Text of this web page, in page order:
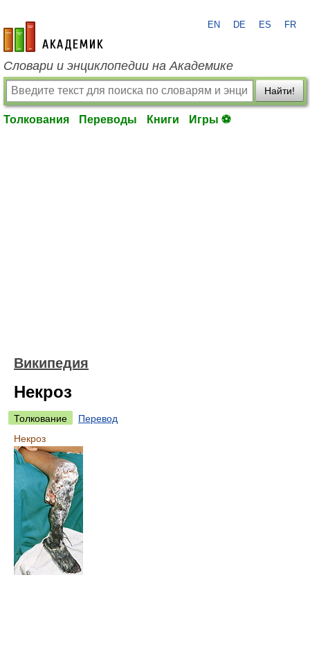
academic.ru
EN DE ES FR
Словари и энциклопедии на Академике
Найти!
Толкования Переводы Книги Игры ⚽
Википедия
Некроз
Толкование
Перевод
Некроз